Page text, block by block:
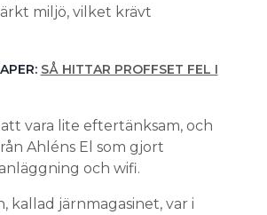
miljö, vilket krävt
SÅ HITTAR PROFFSET FEL I
vara lite eftertänksam, och
Ahléns El som gjort
och wifi.
kallad järnmagasinet, var i